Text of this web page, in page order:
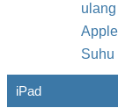
ulang
Suhu
iPad